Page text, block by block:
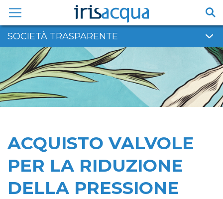
contenuto
SOCIETÀ TRASPARENTE
ACQUISTO VALVOLE
PER LA RIDUZIONE
DELLA PRESSIONE